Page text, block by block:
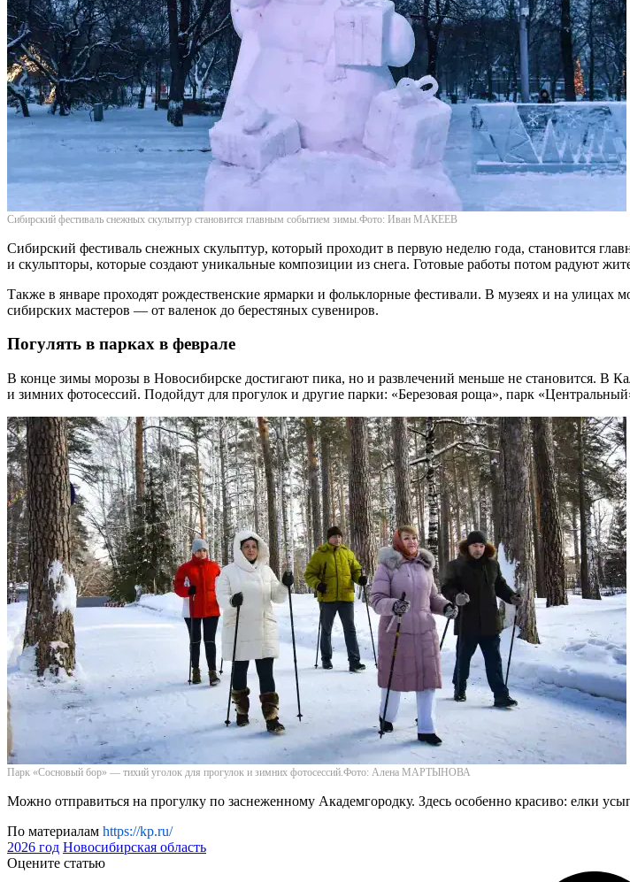
Сибирский фестиваль снежных скульптур становится главным событием зимы.Фото: Иван МАКЕЕВ
Сибирский фестиваль снежных скульптур, который проходит в первую неделю года, становится
и скульпторы, которые создают уникальные композиции из снега. Готовые работы потом радуют
Также в январе проходят рождественские ярмарки и фольклорные фестивали. В музеях и на
сибирских мастеров — от валенок до берестяных сувениров.
Погулять в парках в феврале
В конце зимы морозы в Новосибирске достигают пика, но и развлечений меньше не становится. В
и зимних фотосессий. Подойдут для прогулок и другие парки: «Березовая роща», парк
Парк «Сосновый бор» — тихий уголок для прогулок и зимних фотосессий.Фото: Алена МАРТЫНОВА
Можно отправиться на прогулку по заснеженному Академгородку. Здесь особенно красиво: елки
По материалам https://kp.ru/
2026 год Новосибирская область
Оцените статью